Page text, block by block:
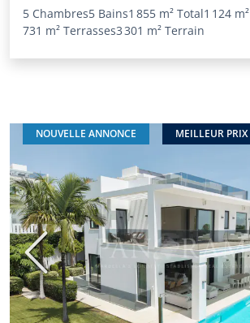
5 Chambres5 Bains1 855 m² Total1 124 m²
731 m² Terrasses3 301 m² Terrain
NOUVELLE ANNONCE MEILLEUR PRIX
Précédent